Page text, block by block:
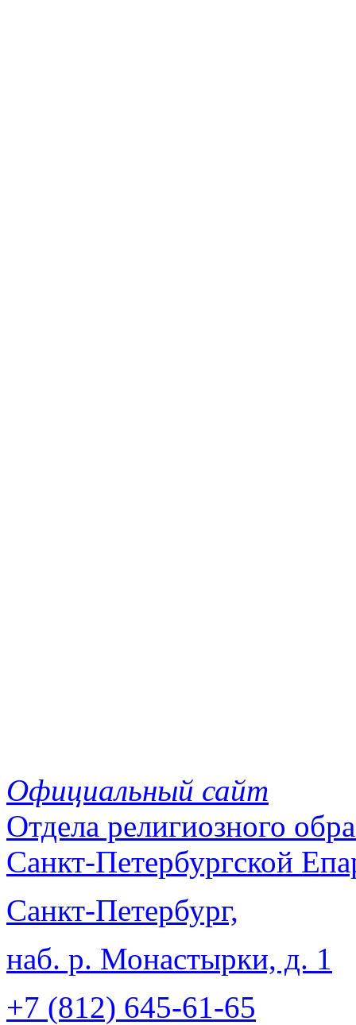
Официальный сайт
Отдела религиозного
Санкт-Петербургской
Санкт-Петербург,
наб. р. Монастырки, д. 1
+7 (812) 645-61-65